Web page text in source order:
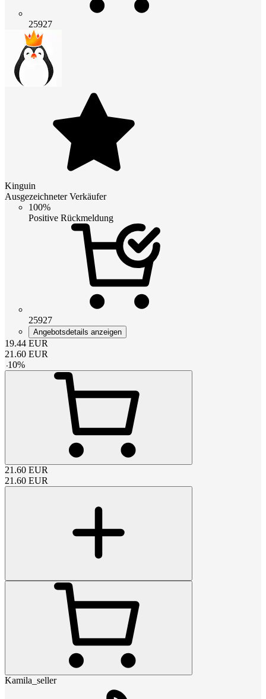
25927
Kinguin
Ausgezeichneter Verkäufer
100%
Positive Rückmeldung
25927
Angebotsdetails anzeigen
19.44 EUR
21.60 EUR
-10%
21.60 EUR
21.60 EUR
Kamila_seller